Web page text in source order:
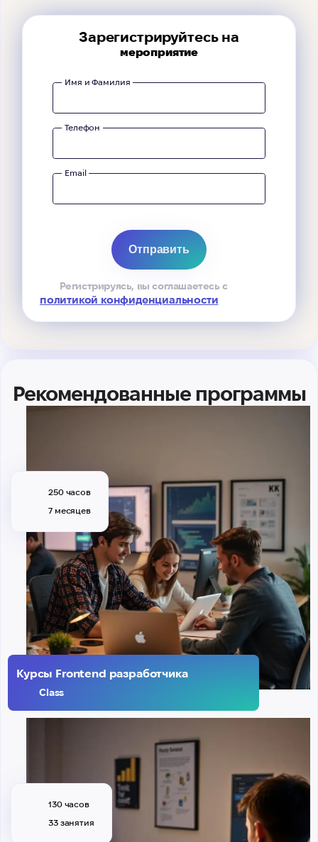
Зарегистрируйтесь на
мероприятие
Имя и Фамилия
Телефон
Email
Регистрируясь, вы соглашаетесь с
политикой конфиденциальности
Рекомендованные программы
250 часов
7 месяцев
Курсы Frontend разработчика
Class
130 часов
33 занятия